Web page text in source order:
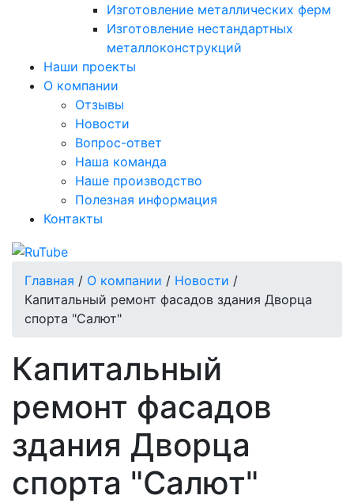
Изготовление металлических ферм
Изготовление нестандартных
металлоконструкций
Наши проекты
О компании
Отзывы
Новости
Вопрос-ответ
Наша команда
Наше производство
Полезная информация
Контакты
Главная / О компании / Новости /
Капитальный ремонт фасадов здания Дворца
спорта "Салют"
Капитальный
ремонт фасадов
здания Дворца
спорта "Салют"